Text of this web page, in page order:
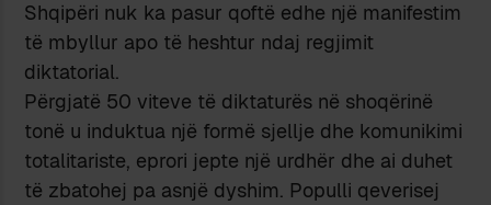
Shqipëri nuk ka pasur qoftë edhe një manifestim
të mbyllur apo të heshtur ndaj regjimit
diktatorial.
Përgjatë 50 viteve të diktaturës në shoqërinë
tonë u induktua një formë sjellje dhe komunikimi
totalitariste, eprori jepte një urdhër dhe ai duhet
të zbatohej pa asnjë dyshim. Populli qeverisej